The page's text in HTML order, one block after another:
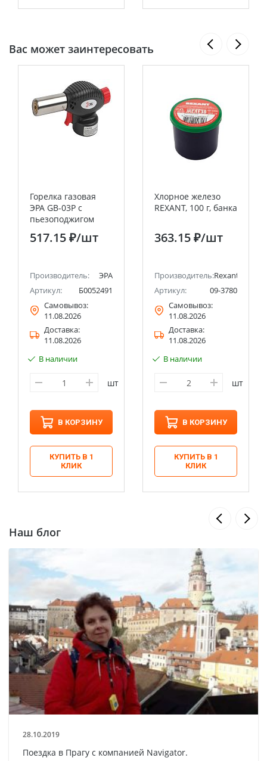
Вас может заинтересовать
Горелка газовая
ЭРА GB-03P с
пьезоподжигом
установка на
баллон
517.15 ₽/шт
Производитель:
ЭРА
Артикул:
Б0052491
Самовывоз:
11.08.2026
Доставка:
11.08.2026
В наличии
шт
В КОРЗИНУ
КУПИТЬ В 1
КЛИК
Хлорное железо
REXANT, 100 г, банка
363.15 ₽/шт
Производитель:Rexant
Артикул:
09-3780
Самовывоз:
11.08.2026
Доставка:
11.08.2026
В наличии
шт
В КОРЗИНУ
КУПИТЬ В 1
КЛИК
Наш блог
28.10.2019
Поездка в Прагу с компанией Navigator.